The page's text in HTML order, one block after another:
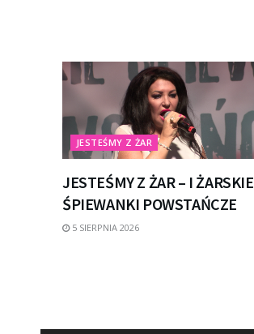
JESTEŚMY Z ŻAR
JESTEŚMY Z ŻAR – I ŻARSKIE
ŚPIEWANKI POWSTAŃCZE
5 SIERPNIA 2026